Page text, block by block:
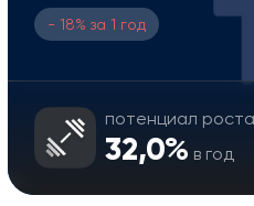
- 18% за 1 год
потенциал роста
32,0% в год